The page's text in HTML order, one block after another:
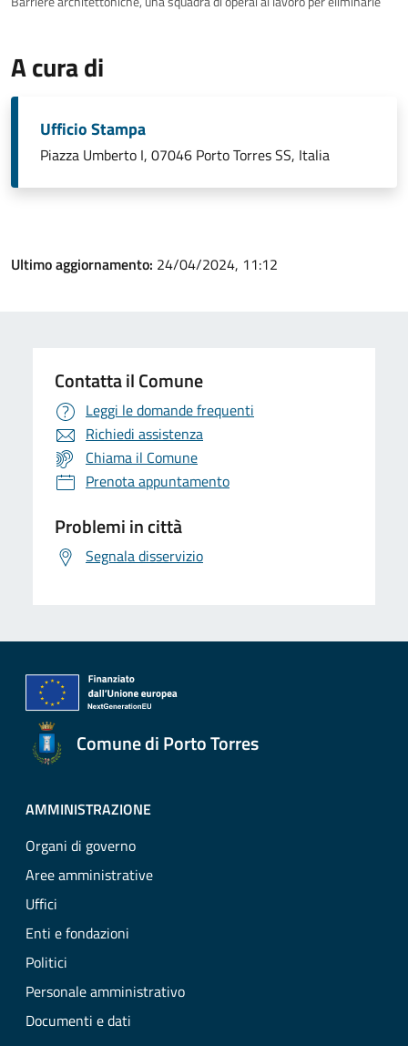
A cura di
Ufficio Stampa
Piazza Umberto I, 07046 Porto Torres SS, Italia
Ultimo aggiornamento: 24/04/2024, 11:12
Contatta il Comune
Leggi le domande frequenti
Richiedi assistenza
Chiama il Comune
Prenota appuntamento
Problemi in città
Segnala disservizio
Comune di Porto Torres
AMMINISTRAZIONE
Organi di governo
Aree amministrative
Uffici
Enti e fondazioni
Politici
Personale amministrativo
Documenti e dati